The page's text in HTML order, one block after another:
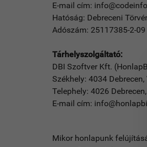
E-mail cím:
Hatóság: Debreceni
Adószám: 25117385-2-09
Tárhelyszolgáltató:
DBI Szoftver Kft.
Székhely: 4034
Telephely: 4026
E-mail cím:
Mikor honlapunk